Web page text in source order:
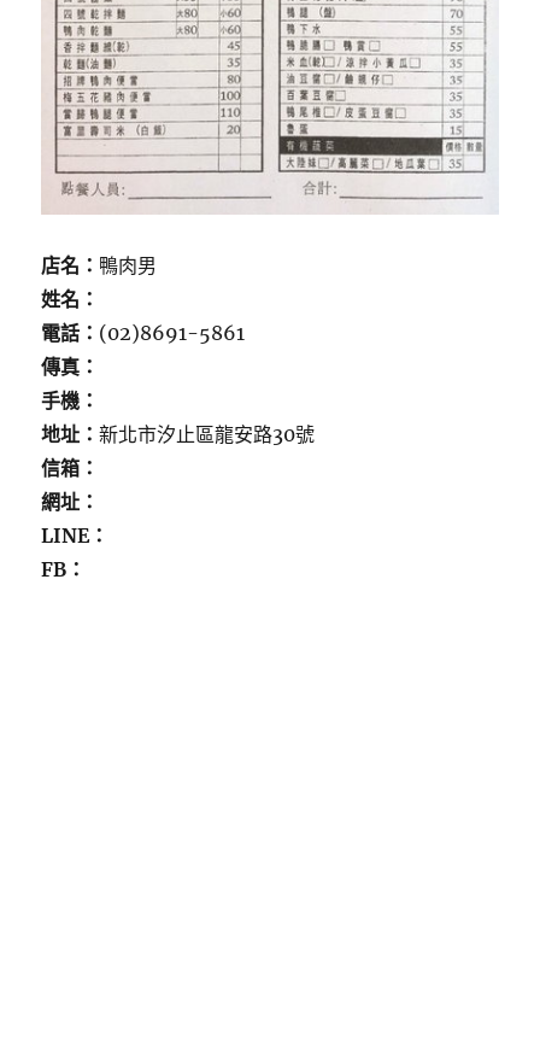
店名： 鴨肉男
姓名：
電話： (02)8691-5861
傳真：
手機：
地址：新北市汐止區龍安路30號
信箱：
網址：
LINE：
FB：